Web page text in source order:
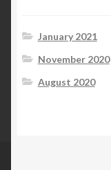
January 2021
November 2020
August 2020